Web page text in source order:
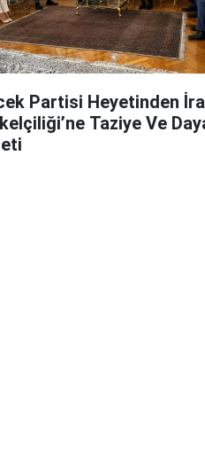
Partisi Heyetinden
Taziye Ve